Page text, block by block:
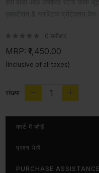
0 समीक्षाएं
MRP: ₹1,450.00
(Inclusive of all taxes)
संख्या
कार्ट में जोड़ें
प्रश्न भेजें
PURCHASE ASSISTANCE